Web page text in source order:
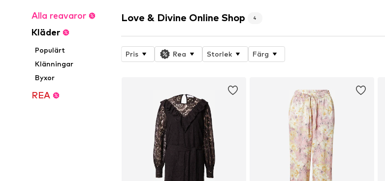
Alla reavaror
Kläder
Populärt
Klänningar
Byxor
REA
Love & Divine Online Shop 4
Pris Rea Storlek Färg